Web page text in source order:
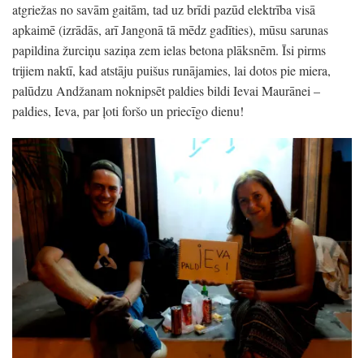
atgriežas no savām gaitām, tad uz brīdi pazūd elektrība visā
apkaimē (izrādās, arī Jangonā tā mēdz gadīties), mūsu sarunas
papildina žurciņu saziņa zem ielas betona plāksnēm. Īsi pirms
trijiem naktī, kad atstāju puišus runājamies, lai dotos pie miera,
palūdzu Andžanam noknipsēt paldies bildi Ievai Maurānei –
paldies, Ieva, par ļoti foršo un priecīgo dienu!